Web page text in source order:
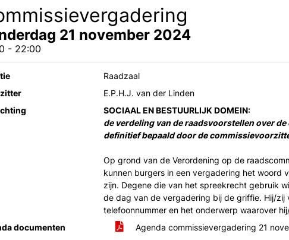
21 november 2024
- 22:00
Raadzaal
E.P.H.J. van der Linden
SOCIAAL EN BESTUURLIJK DOMEIN:
de verdeling van de raadsvoorstellen over
definitief bepaald door de
Op grond van de Verordening op de
kunnen burgers in een vergadering het woord
zijn. Degene die van het spreekrecht gebruik
de dag van de vergadering bij de griffie. Hij/zij
telefoonnummer en het onderwerp waarover
documenten
Agenda commissievergadering 21